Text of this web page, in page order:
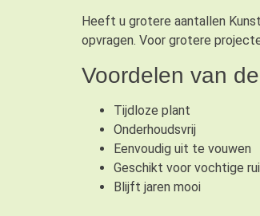
Heeft u grotere aantallen
opvragen. Voor grotere
Voordelen van
Tijdloze plant
Onderhoudsvrij
Eenvoudig uit te vouwen
Geschikt voor vochtige
Blijft jaren mooi